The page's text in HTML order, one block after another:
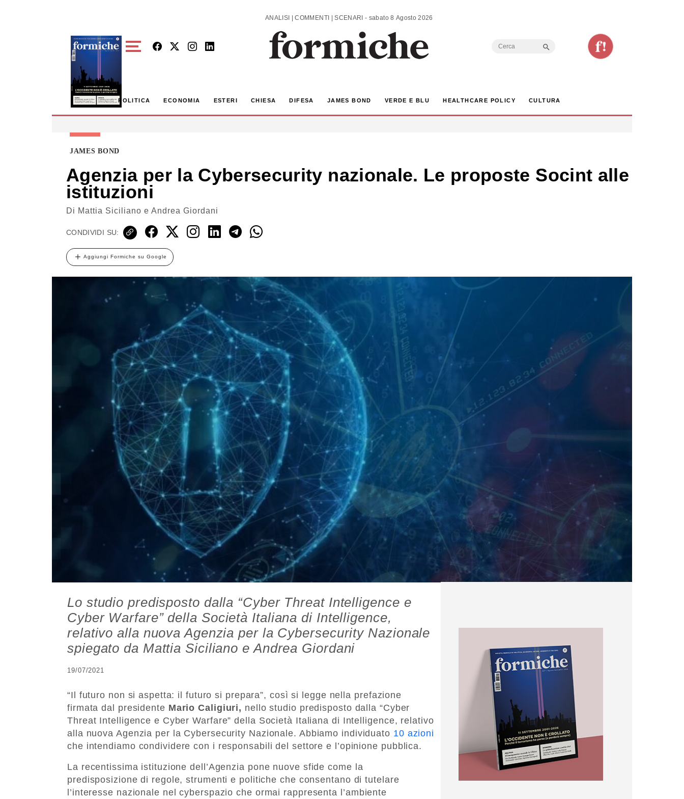
ANALISI | COMMENTI | SCENARI - sabato 8 Agosto 2026
Search
POLITICA ECONOMIA ESTERI CHIESA DIFESA JAMES BOND VERDE E BLU HEALTHCARE POLICY CULTURA
JAMES BOND
Agenzia per la Cybersecurity nazionale. Le proposte Socint alle
istituzioni
Di Mattia Siciliano e Andrea Giordani
CONDIVIDI SU:
Aggiungi Formiche su Google
Lo studio predisposto dalla “Cyber Threat Intelligence e
Cyber Warfare” della Società Italiana di Intelligence,
relativo alla nuova Agenzia per la Cybersecurity Nazionale
spiegato da Mattia Siciliano e Andrea Giordani
19/07/2021
“Il futuro non si aspetta: il futuro si prepara”, così si legge nella prefazione
firmata dal presidente Mario Caligiuri, nello studio predisposto dalla “Cyber
Threat Intelligence e Cyber Warfare” della Società Italiana di Intelligence, relativo
alla nuova Agenzia per la Cybersecurity Nazionale. Abbiamo individuato 10 azioni
che intendiamo condividere con i responsabili del settore e l’opinione pubblica.
La recentissima istituzione dell’Agenzia pone nuove sfide come la
predisposizione di regole, strumenti e politiche che consentano di tutelare
l’interesse nazionale nel cyberspazio che ormai rappresenta l’ambiente